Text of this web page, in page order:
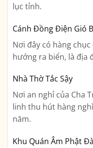
lục tỉnh.
Cánh Đồng Điện Gió
Nơi đây có hàng
hướng ra biển, là địa
Nhà Thờ Tắc Sậy
Nơi an nghỉ của Cha
linh thu hút hàng
năm.
Khu Quán Âm Phật